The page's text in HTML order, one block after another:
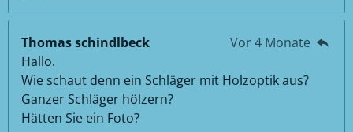
Thomas schindlbeck
Vor 4 Monate
Hallo.
Wie schaut denn ein Schläger mit Holzoptik aus?
Ganzer Schläger hölzern?
Hätten Sie ein Foto?